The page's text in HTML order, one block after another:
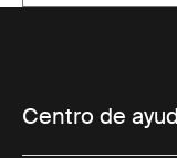
Centro de